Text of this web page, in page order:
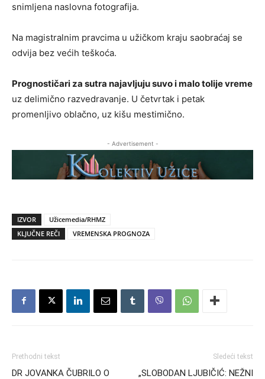
snimljena naslovna fotografija.
Na magistralnim pravcima u užičkom kraju saobraćaj se
odvija bez većih teškoća.
Prognostičari za sutra najavljuju suvo i malo tolije vreme
uz delimično razvedravanje. U četvrtak i petak
promenljivo oblačno, uz kišu mestimično.
- Advertisement -
IZVOR
Užicemedia/RHMZ
KLJUČNE REČI
VREMENSKA PROGNOZA
Prethodni tekst
DR JOVANKA ČUBRILO O
Sledeći tekst
„SLOBODAN LJUBIČIĆ: NEŽNI